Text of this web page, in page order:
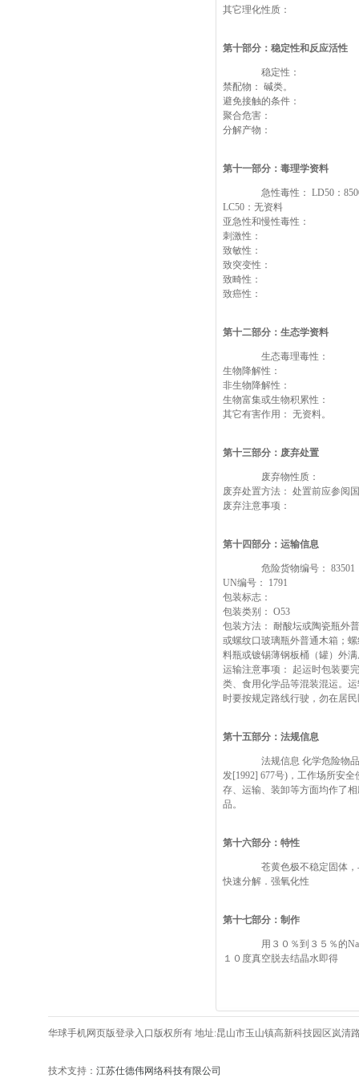
其它理化性质：
第十部分：稳定性和反应活性
稳定性：
禁配物： 碱类。
避免接触的条件：
聚合危害：
分解产物：
第十一部分：毒理学资料
急性毒性： LD50：
LC50：无资料
亚急性和慢性毒性：
刺激性：
致敏性：
致突变性：
致畸性：
致癌性：
第十二部分：生态学资料
生态毒理毒性：
生物降解性：
非生物降解性：
生物富集或生物积累性：
其它有害作用： 无资料。
第十三部分：废弃处置
废弃物性质：
废弃处置方法： 处置前应参阅
废弃注意事项：
第十四部分：运输信息
危险货物编号： 83501
UN编号： 1791
包装标志：
包装类别： O53
包装方法： 耐酸坛或陶瓷瓶外
或螺纹口玻璃瓶外普通木箱；
料瓶或镀锡薄钢板桶（罐）外
运输注意事项： 起运时包装要
类、食用化学品等混装混运。
时要按规定路线行驶，勿在居
第十五部分：法规信息
法规信息 化学危险物品
发[1992] 677号)，工作场所安
存、运输、装卸等方面均作了
品。
第十六部分：特性
苍黄色极不稳定固体，
快速分解．强氧化性
第十七部分：制作
用３０％到３５％的
１０度真空脱去结晶水即得
华球手机网页版登录入口版权所有 地址:昆山市玉山镇高新科技园区岚
技术支持： 江苏仕德伟网络科技有限公司